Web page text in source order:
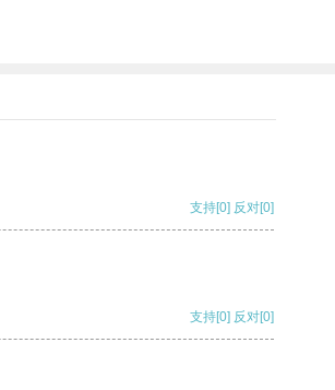
支持[0] 反对[0]
支持[0] 反对[0]